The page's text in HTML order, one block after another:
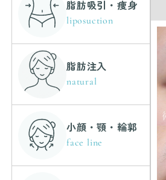
脂肪吸引・痩身
liposuction
脂肪注入
natural
小顔・顎・輪郭
face line